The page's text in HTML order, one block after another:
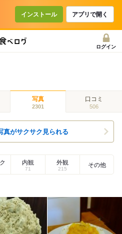
インストール アプリで開く
ログイン
写真
2301
口コミ
506
真がサクサク見られる
内観
71
外観
215
その他